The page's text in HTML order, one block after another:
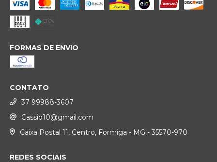
FORMAS DE ENVIO
CONTATO
37 99988-3607
Cassio10@gmail.com
Caixa Postal 11, Centro, Formiga - MG - 35570-970
REDES SOCIAIS